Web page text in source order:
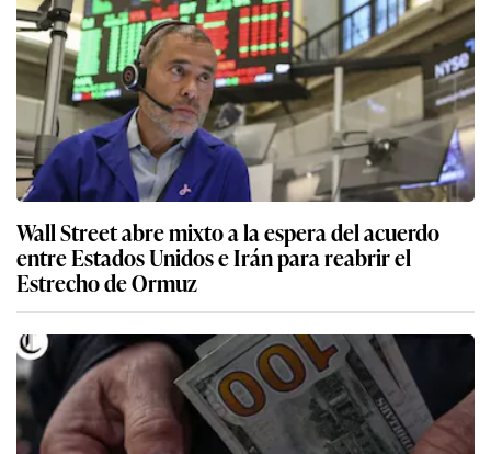
Wall Street abre mixto a la espera del acuerdo
entre Estados Unidos e Irán para reabrir el
Estrecho de Ormuz